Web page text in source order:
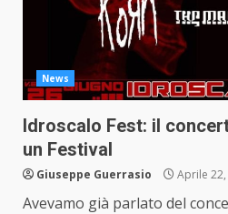
News
Idroscalo Fest: il
un Festival
Giuseppe Guerrasio Aprile
Avevamo già parlato del